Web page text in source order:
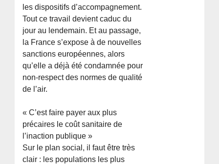
les dispositifs d’accompagnement.
Tout ce travail devient caduc du
jour au lendemain. Et au passage,
la France s’expose à de nouvelles
sanctions européennes, alors
qu’elle a déjà été condamnée pour
non-respect des normes de qualité
de l’air.
« C’est faire payer aux plus
précaires le coût sanitaire de
l’inaction publique »
Sur le plan social, il faut être très
clair : les populations les plus